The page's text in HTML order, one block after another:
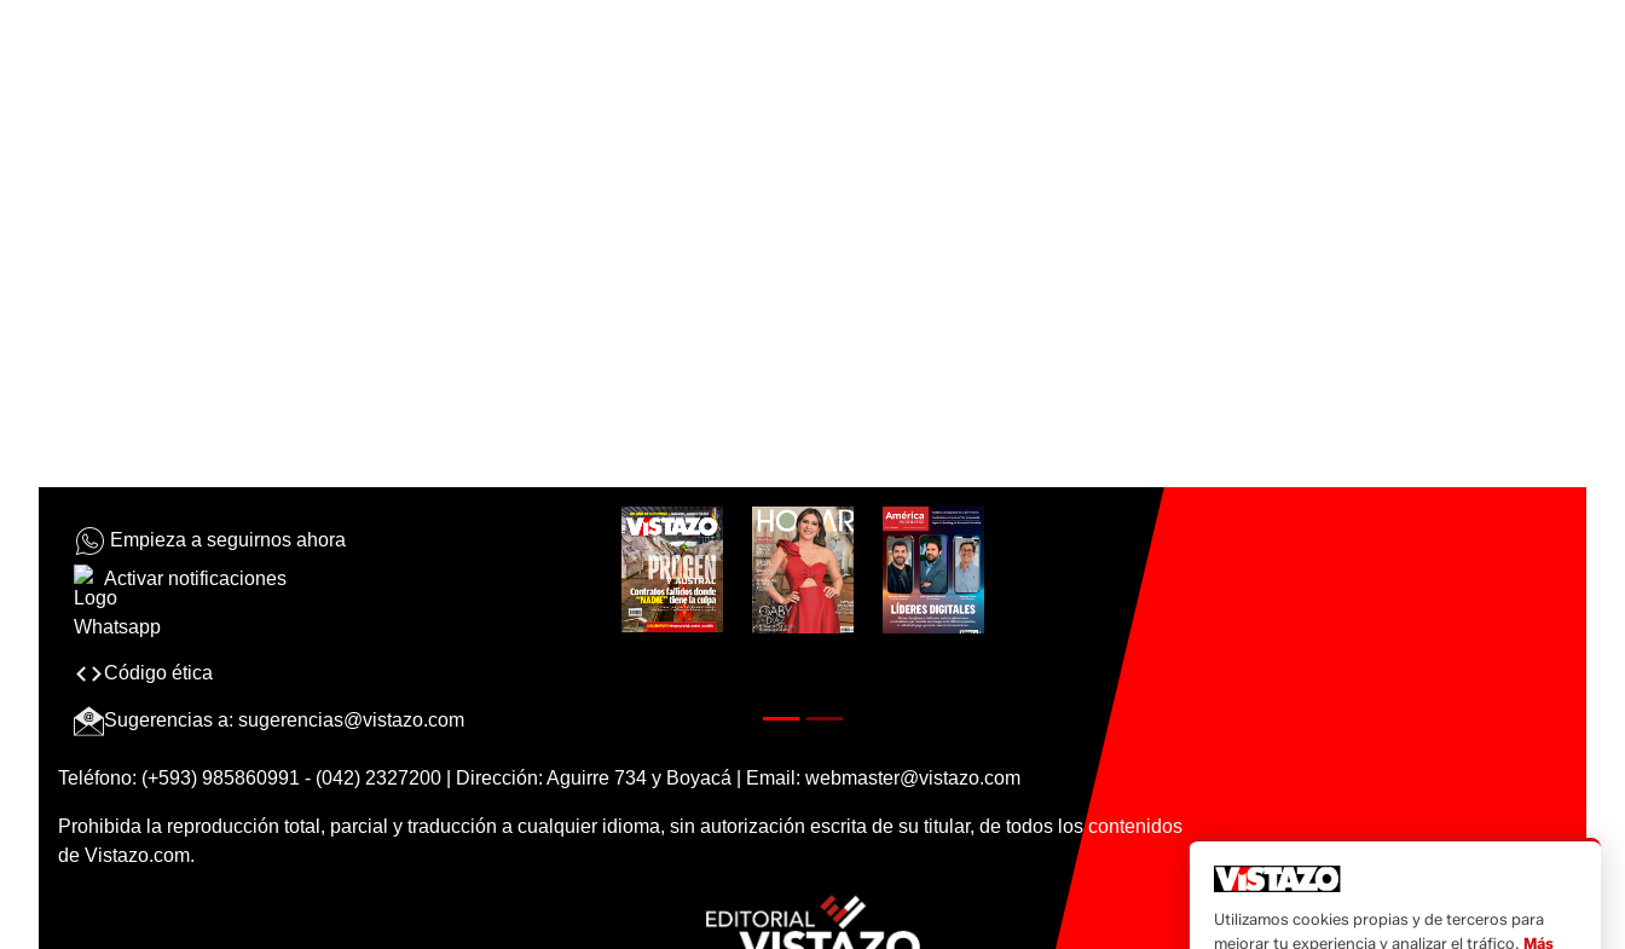
Empieza a seguirnos ahora
Activar notificaciones
Código ética
Sugerencias a: sugerencias@vistazo.com
Teléfono: (+593) 985860991 - (042) 2327200 | Dirección: Aguirre 734 y Boyacá | Email: webmaster@vistazo.com
Prohibida la reproducción total, parcial y traducción a cualquier idioma, sin autorización escrita de su titular, de todos los contenidos
de Vistazo.com.
Utilizamos cookies propias y de terceros para
mejorar tu experiencia y analizar el tráfico. Más